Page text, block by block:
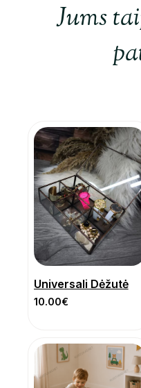
Jums
Universali Dėžutė
10.00€